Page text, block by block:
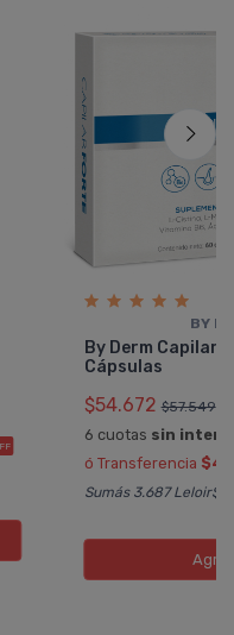
BY
By Derm Capilar
Cápsulas
$54.672 $57.549
6 cuotas sin
ó Transferencia
Sumás 3.687 Leloir$